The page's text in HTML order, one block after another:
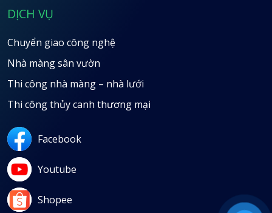
DỊCH VỤ
Chuyển giao công nghệ
Nhà màng sân vườn
Thi công nhà màng – nhà lưới
Thi công thủy canh thương mại
Facebook
Youtube
Shopee